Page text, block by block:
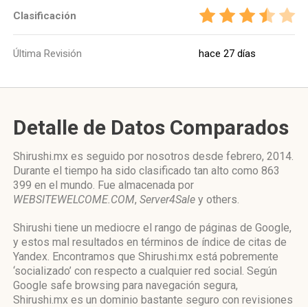
Clasificación
Última Revisión hace 27 días
Detalle de Datos Comparados
Shirushi.mx es seguido por nosotros desde febrero, 2014.
Durante el tiempo ha sido clasificado tan alto como 863
399 en el mundo. Fue almacenada por
WEBSITEWELCOME.COM, Server4Sale y others.
Shirushi tiene un mediocre el rango de páginas de Google,
y estos mal resultados en términos de índice de citas de
Yandex. Encontramos que Shirushi.mx está pobremente
‘socializado’ con respecto a cualquier red social. Según
Google safe browsing para navegación segura,
Shirushi.mx es un dominio bastante seguro con revisiones